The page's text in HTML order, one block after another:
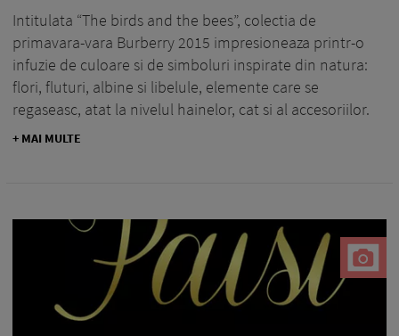
Intitulata “The birds and the bees”, colectia de
primavara-vara Burberry 2015 impresioneaza printr-o
infuzie de culoare si de simboluri inspirate din natura:
flori, fluturi, albine si libelule, elemente care se
regaseasc, atat la nivelul hainelor, cat si al accesoriilor.
+ MAI MULTE